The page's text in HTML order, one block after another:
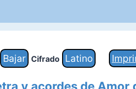
Bajar Cifrado Latino
y acordes de Amor